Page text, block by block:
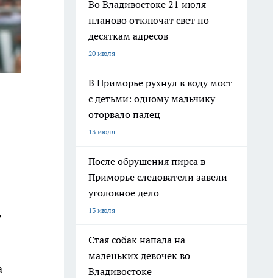
Во Владивостоке 21 июля
планово отключат свет по
десяткам адресов
20 июля
В Приморье рухнул в воду мост
с детьми: одному мальчику
оторвало палец
13 июля
После обрушения пирса в
Приморье следователи завели
уголовное дело
13 июля
Стая собак напала на
маленьких девочек во
Владивостоке